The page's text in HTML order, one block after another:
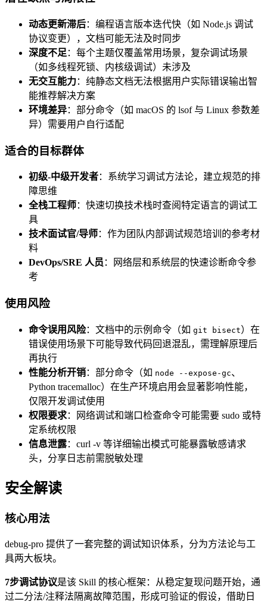
动态更新滞后：编程语言版本迭代快（如 Node.js 调试
协议变更），文档可能无法及时同步
深度不足 ：每个主题仅覆盖常用场景，复杂调试场景
（如多线程死锁、内核级调试）未涉及
无交互能力：纯静态文档无法根据用户实际错误输出智
能推荐解决方案
环境差异：部分命令（如 macOS 的 lsof 与 Linux 参数差
异）需要用户自行适配
适合的目标群体
初级-中级开发者：系统学习调试方法论，建立规范的排
障思维
全栈工程师：快速切换技术栈时查阅特定语言的调试工
具
技术面试官/导师：作为团队内部调试规范培训的参考材
料
DevOps/SRE 人员 ：网络层和系统层的快速诊断命令参
考
使用风险
命令误用风险：文档中的示例命令（如 git bisect）在
错误使用场景下可能导致代码回退混乱，需理解原理后
再执行
性能分析开销：部分命令（如 node --expose-gc、
Python tracemalloc）在生产环境启用会显著影响性能，
仅限开发调试使用
权限要求：网络调试和端口检查命令可能需要 sudo 或特
定系统权限
信息泄露：curl -v 等详细输出模式可能暴露敏感请求
头，分享日志前需脱敏处理
安全解读
核心用法
debug-pro 提供了一套完整的调试知识体系，分为方法论与工
具两大板块。
7步调试协议是该 Skill 的核心框架：从稳定复现问题开始，通
过二分法/注释法隔离故障范围，形成可验证的假设，借助日